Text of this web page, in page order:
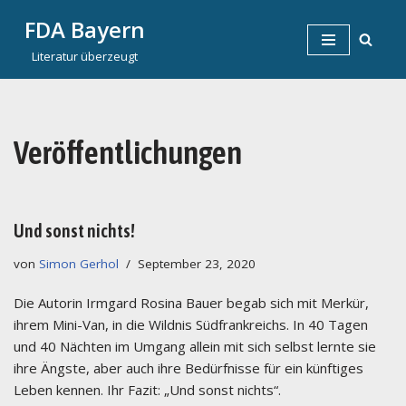
Zum
FDA Bayern
Literatur überzeugt
Veröffentlichungen
Und sonst nichts!
von Simon Gerhol September 23, 2020
Die Autorin Irmgard Rosina Bauer begab sich mit Merkür,
ihrem Mini-Van, in die Wildnis Südfrankreichs. In 40 Tagen
und 40 Nächten im Umgang allein mit sich selbst lernte sie
ihre Ängste, aber auch ihre Bedürfnisse für ein künftiges
Leben kennen. Ihr Fazit: „Und sonst nichts“.